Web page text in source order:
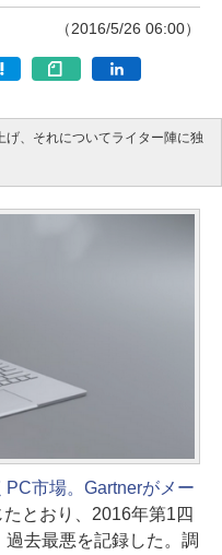
（2016/5/26 06:00）
、それについてライター陣に独
PC市場。Gartnerがメー
たとおり、2016年第1四
去最悪を記録した。調